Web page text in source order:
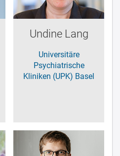
Undine Lang
Universitäre
Psychiatrische
Kliniken (UPK) Basel